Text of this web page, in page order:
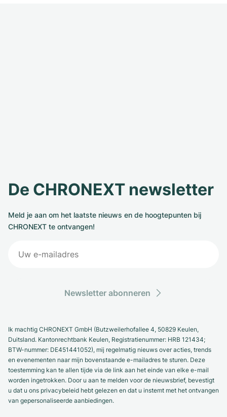
De CHRONEXT newsletter
Meld je aan om het laatste nieuws en de hoogtepunten bij
CHRONEXT te ontvangen!
Newsletter abonneren
Ik machtig CHRONEXT GmbH (Butzweilerhofallee 4, 50829 Keulen,
Duitsland. Kantonrechtbank Keulen, Registratienummer: HRB 121434;
BTW-nummer: DE451441052), mij regelmatig nieuws over acties, trends
en evenementen naar mijn bovenstaande e-mailadres te sturen. Deze
toestemming kan te allen tijde via de link aan het einde van elke e-mail
worden ingetrokken. Door u aan te melden voor de nieuwsbrief, bevestigt
u dat u ons privacybeleid hebt gelezen en dat u instemt met het ontvangen
van gepersonaliseerde aanbiedingen.